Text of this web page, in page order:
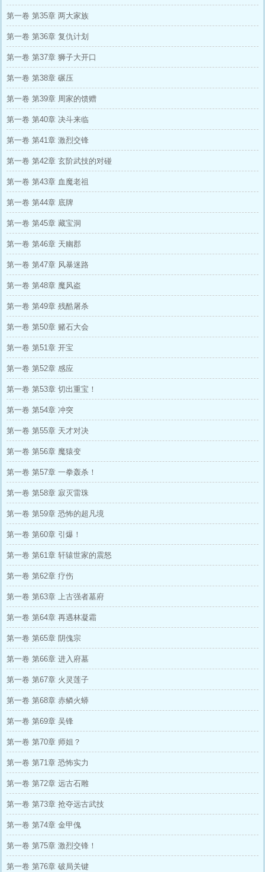
第一卷 第35章 两大家族
第一卷 第36章 复仇计划
第一卷 第37章 狮子大开口
第一卷 第38章 碾压
第一卷 第39章 周家的馈赠
第一卷 第40章 决斗来临
第一卷 第41章 激烈交锋
第一卷 第42章 玄阶武技的对碰
第一卷 第43章 血魔老祖
第一卷 第44章 底牌
第一卷 第45章 藏宝洞
第一卷 第46章 天幽郡
第一卷 第47章 风暴迷路
第一卷 第48章 魔风盗
第一卷 第49章 残酷屠杀
第一卷 第50章 赌石大会
第一卷 第51章 开宝
第一卷 第52章 感应
第一卷 第53章 切出重宝！
第一卷 第54章 冲突
第一卷 第55章 天才对决
第一卷 第56章 魔猿变
第一卷 第57章 一拳轰杀！
第一卷 第58章 寂灭雷珠
第一卷 第59章 恐怖的超凡境
第一卷 第60章 引爆！
第一卷 第61章 轩辕世家的震怒
第一卷 第62章 疗伤
第一卷 第63章 上古强者墓府
第一卷 第64章 再遇林凝霜
第一卷 第65章 阴傀宗
第一卷 第66章 进入府墓
第一卷 第67章 火灵莲子
第一卷 第68章 赤鳞火蟒
第一卷 第69章 吴锋
第一卷 第70章 师姐？
第一卷 第71章 恐怖实力
第一卷 第72章 远古石雕
第一卷 第73章 抢夺远古武技
第一卷 第74章 金甲傀
第一卷 第75章 激烈交锋！
第一卷 第76章 破局关键